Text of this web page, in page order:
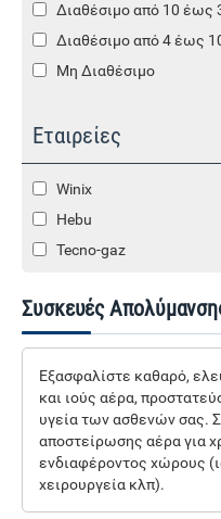
Διαθέσιμο από 10 έως
Διαθέσιμο από 4 έως
Μη Διαθέσιμο
Εταιρείες
Winix
Hebu
Tecno-gaz
Συσκευές
Εξασφαλίστε καθαρό,
και ιούς αέρα,
υγεία των ασθενών σας.
αποστείρωσης αέρα για
ενδιαφέροντος χώρους
χειρουργεία κλπ).